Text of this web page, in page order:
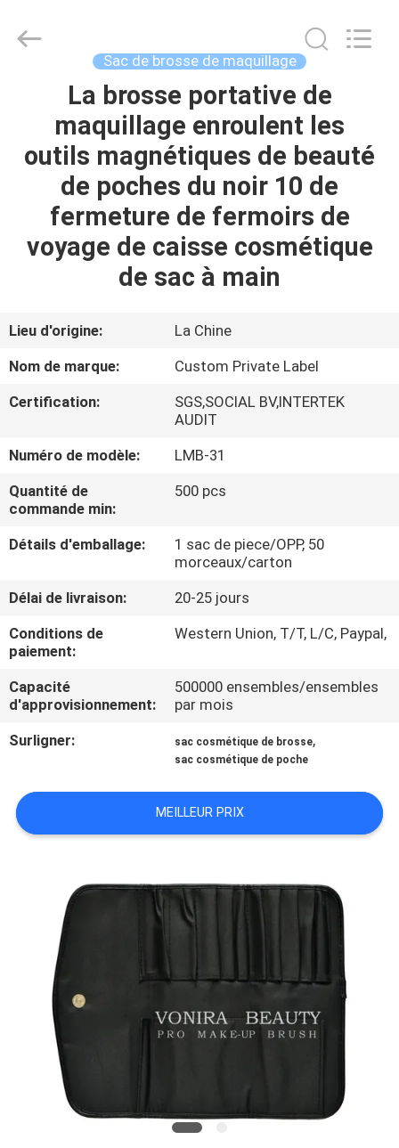
MAISON
PRODUITS
SUJET
VISITE
CONTRÔLE
QUALITÉ
DU
SITE
PRIVACY
POLICY
Chanmy
Cosmetics
Sac de brosse de maquillage
La brosse portative de
maquillage enroulent les
outils magnétiques de beauté
de poches du noir 10 de
fermeture de fermoirs de
voyage de caisse cosmétique
de sac à main
Lieu d'origine:
La Chine
Nom de marque:
Custom Private Label
Certification:
SGS,SOCIAL BV,INTERTEK
AUDIT
Numéro de modèle:
LMB-31
Quantité de
commande min:
500 pcs
Détails d'emballage:
1 sac de piece/OPP, 50
morceaux/carton
Délai de livraison:
20-25 jours
Conditions de
paiement:
Western Union, T/T, L/C, Paypal,
Capacité
d'approvisionnement:
500000 ensembles/ensembles
par mois
Surligner:
sac cosmétique de brosse,
sac cosmétique de poche
MEILLEUR PRIX